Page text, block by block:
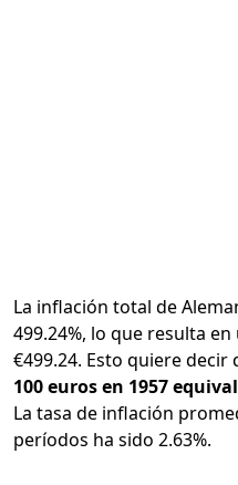
La inflación total de
499.24%, lo que resulta
€499.24. Esto quiere decir
100 euros en 1957
La tasa de inflación
períodos ha sido 2.63%.